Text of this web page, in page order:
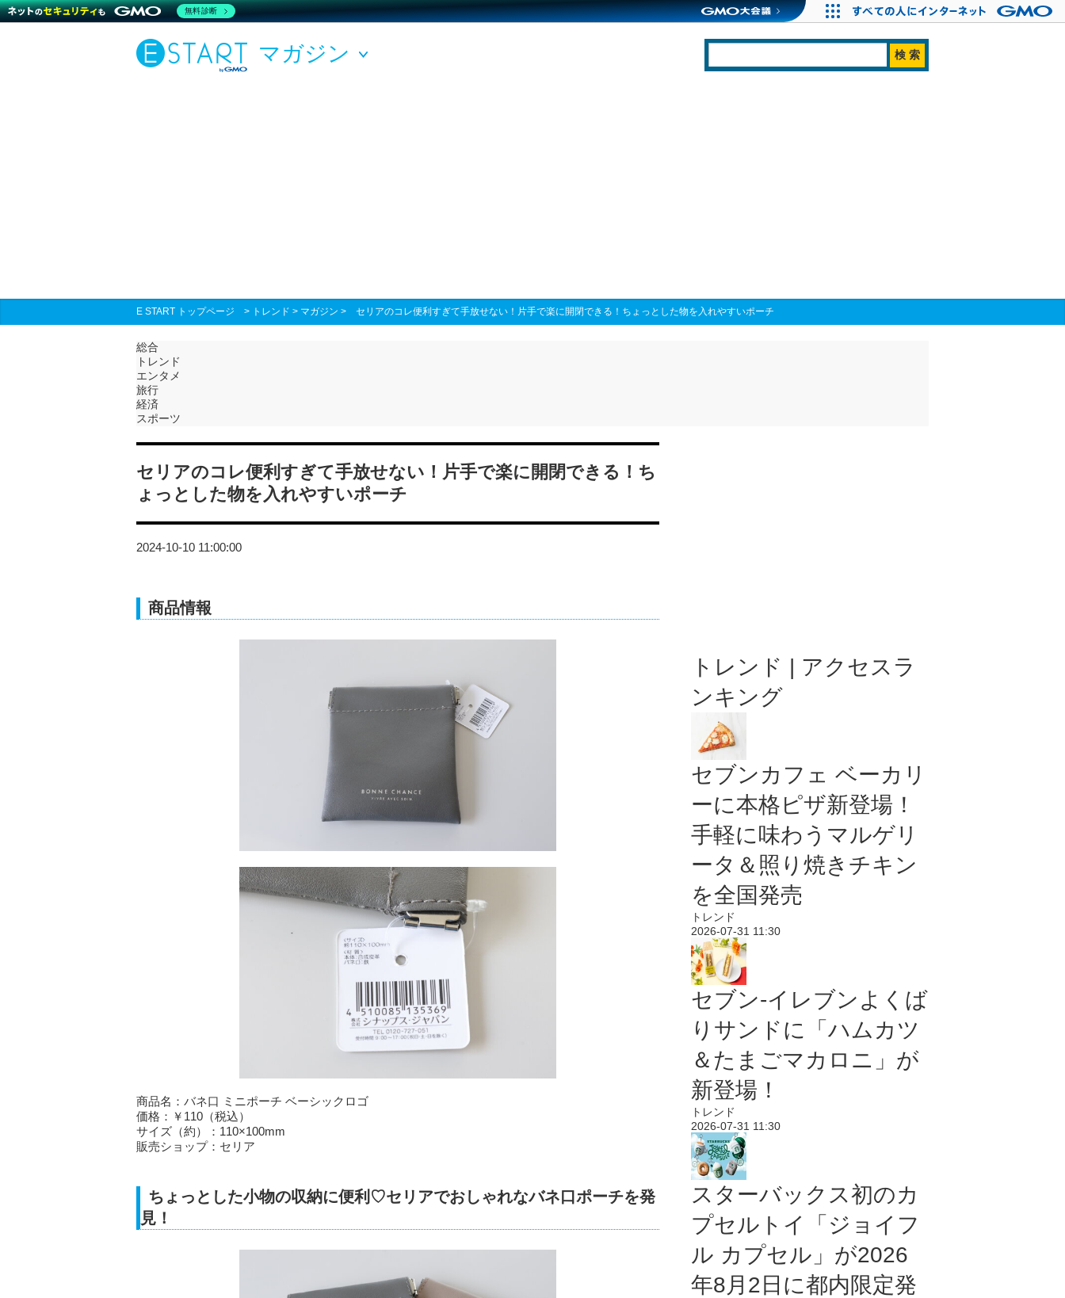
マガジン
E START トップページ > トレンド > マガジン > セリアのコレ便利すぎて手放せない！片手で楽に開閉できる！ちょっとした物を入れやすいポーチ
総合
トレンド
エンタメ
旅行
経済
スポーツ
セリアのコレ便利すぎて手放せない！片手で楽に開閉できる！ち
ょっとした物を入れやすいポーチ
2024-10-10 11:00:00
商品情報
商品名：バネ口 ミニポーチ ベーシックロゴ
価格：￥110（税込）
サイズ（約）：110×100mm
販売ショップ：セリア
ちょっとした小物の収納に便利♡セリアでおしゃれなバネ口ポーチを発
見！
トレンド | アクセスラ
ンキング
セブンカフェ ベーカリ
ーに本格ピザ新登場！
手軽に味わうマルゲリ
ータ＆照り焼きチキン
を全国発売
トレンド
2026-07-31 11:30
セブン‐イレブンよくば
りサンドに「ハムカツ
＆たまごマカロニ」が
新登場！
トレンド
2026-07-31 11:30
スターバックス初のカ
プセルトイ「ジョイフ
ル カプセル」が2026
年8月2日に都内限定発
無料診断